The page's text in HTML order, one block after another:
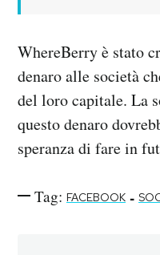
WhereBerry è stato
denaro alle società
del loro capitale. La
questo denaro
speranza di fare in
Tag: FACEBOOK -